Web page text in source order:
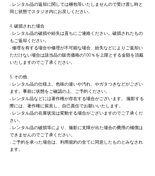
- レンタル品の返却に関しては梱包等いたしませんので受け渡し時と
同じ状態でスタジオ内にお戻しください。
4. 破損された場合
- レンタル品の破損や紛失は直ちにご連絡ください。破損されたもの
もご返却ください。
- 修理を有する場合や修理が不可能な場合、紛失などによりご返却い
ただけない場合は該当品の販売価格の100％を上限とする金額を頂戴
いたしますのでご了承ください。
5. その他
- レンタル品の仕様上、色味の違いや汚れ、やガタつきなどがござい
ます。事前に状態をご確認の上、ご予約ください。
- レンタル品などには著作権が存在する場合がございます。 撮影する
際には、著作権に留意し、自己責任でお願いいたします。
- レンタル品の在庫状況は変動する場合がございますのでご了承くだ
さい。
- レンタル品の破損等により、撮影に支障が出た場合の費用の補償は
できませんのでご了承ください。
- ご予約を承った場合は、利用規約の全てに同意したものとみなされ
ます。